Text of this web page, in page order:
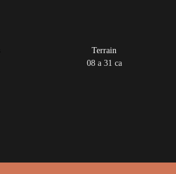
Terrain
08 a 31 ca